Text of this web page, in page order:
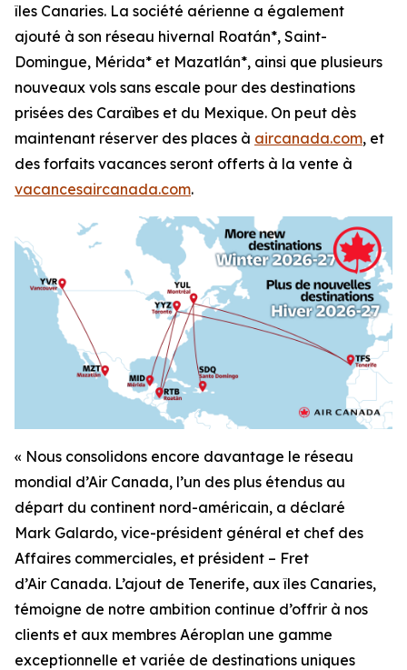
îles Canaries. La société aérienne a également
ajouté à son réseau hivernal Roatán*, Saint-
Domingue, Mérida* et Mazatlán*, ainsi que plusieurs
nouveaux vols sans escale pour des destinations
prisées des Caraïbes et du Mexique. On peut dès
maintenant réserver des places à aircanada.com, et
des forfaits vacances seront offerts à la vente à
vacancesaircanada.com.
« Nous consolidons encore davantage le réseau
mondial d’Air Canada, l’un des plus étendus au
départ du continent nord-américain, a déclaré
Mark Galardo, vice-président général et chef des
Affaires commerciales, et président – Fret
d’Air Canada. L’ajout de Tenerife, aux îles Canaries,
témoigne de notre ambition continue d’offrir à nos
clients et aux membres Aéroplan une gamme
exceptionnelle et variée de destinations uniques